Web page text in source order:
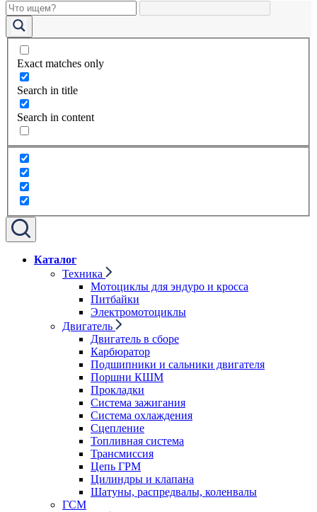
Exact matches only
Search in title
Search in content
Каталог
Техника
Мотоциклы для эндуро и кросса
Питбайки
Электромотоциклы
Двигатель
Двигатель в сборе
Карбюратор
Подшипники и сальники двигателя
Поршни КШМ
Прокладки
Система зажигания
Система охлаждения
Сцепление
Топливная система
Трансмиссия
Цепь ГРМ
Цилиндры и клапана
Шатуны, распредвалы, коленвалы
ГСМ